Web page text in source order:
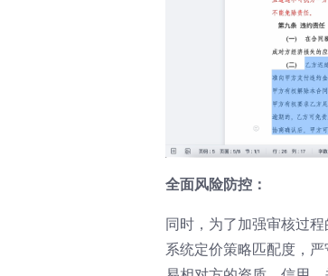
全面风险防控：
同时，为了加强审核过
系统定价策略匹配度，